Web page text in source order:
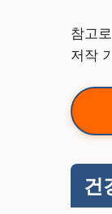
참고
저작
건